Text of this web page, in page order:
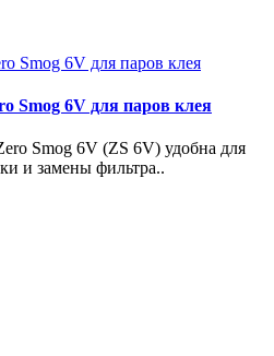
Smog 6V для паров клея
Smog 6V (ZS 6V) удобна для
и замены фильтра..